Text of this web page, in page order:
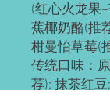
(红心火龙果
蕉椰奶酪(推
柑曼怡草莓(
传统口味：
荐); 抹茶红